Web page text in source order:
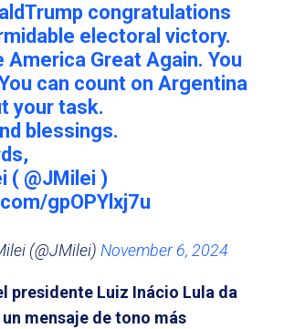
congratulations
electoral victory.
America Great Again. You
can count on Argentina
your task.
blessings.
( @JMilei )
gpOPYlxj7u
(@JMilei) November 6, 2024
presidente Luiz Inácio Lula da
mensaje de tono más